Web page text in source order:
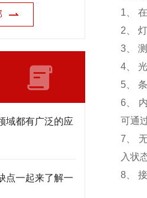
域都有广泛的应
点一起来了解一
1
在
2
3
4
5
6
可通
7
入状
8